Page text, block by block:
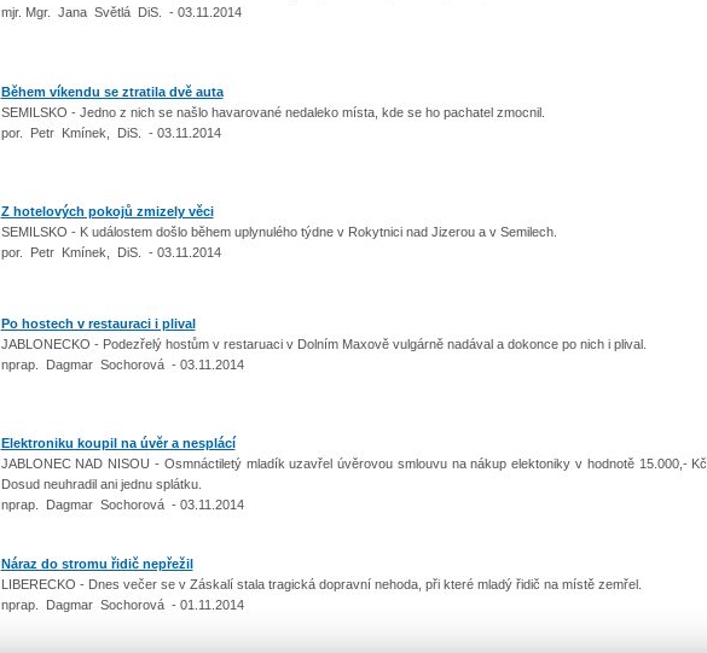
mjr. Mgr. Jana Světlá DiS. - 03.11.2014
Během víkendu se ztratila dvě auta
SEMILSKO - Jedno z nich se našlo havarované nedaleko místa, kde se ho pachatel zmocnil.
por. Petr Kmínek, DiS. - 03.11.2014
Z hotelových pokojů zmizely věci
SEMILSKO - K událostem došlo během uplynulého týdne v Rokytnici nad Jizerou a v Semilech.
por. Petr Kmínek, DiS. - 03.11.2014
Po hostech v restauraci i plival
JABLONECKO - Podezřelý hostům v restaruaci v Dolním Maxově vulgárně nadával a dokonce po nich i plival.
nprap. Dagmar Sochorová - 03.11.2014
Elektroniku koupil na úvěr a nesplácí
JABLONEC NAD NISOU - Osmnáctiletý mladík uzavřel úvěrovou smlouvu na nákup elektoniky v hodnotě 15.000,- Kč.
Dosud neuhradil ani jednu splátku.
nprap. Dagmar Sochorová - 03.11.2014
Náraz do stromu řidič nepřežil
LIBERECKO - Dnes večer se v Záskalí stala tragická dopravní nehoda, při které mladý řidič na místě zemřel.
nprap. Dagmar Sochorová - 01.11.2014